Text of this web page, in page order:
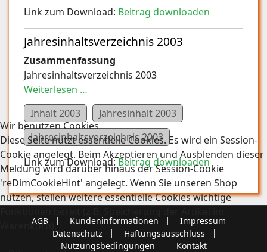
Link zum Download: Beitrag downloaden
Jahresinhaltsverzeichnis 2003
Zusammenfassung
Jahresinhaltsverzeichnis 2003
Weiterlesen …
Inhalt 2003
Jahresinhalt 2003
Jahresinhaltsverzeichnis 2003
Link zum Download:Beitrag downloaden
AGB Kundeninformationen
Impressum
Datenschutz
Haftungsausschluss
Nutzungsbedingungen
Kontakt
Wir benutzen Cookies
Diese Seite nutzt essentielle Cookies. Es wird ein Session-
Cookie angelegt. Beim Akzeptieren und Ausblenden dieser
Meldung wird darüber hinaus der Session-Cookie
'reDimCookieHint' angelegt. Wenn Sie unseren Shop
nutzen, stellen weitere essentielle Cookies wichtige
Warenkorb).